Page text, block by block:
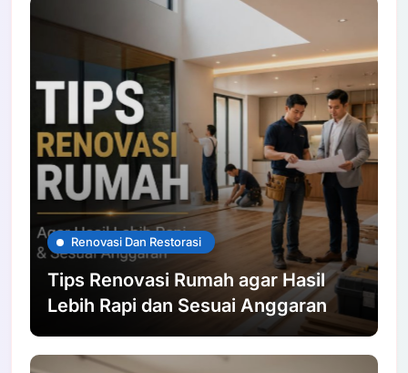
Renovasi Dan Restorasi
Tips Renovasi Rumah agar Hasil
Lebih Rapi dan Sesuai Anggaran